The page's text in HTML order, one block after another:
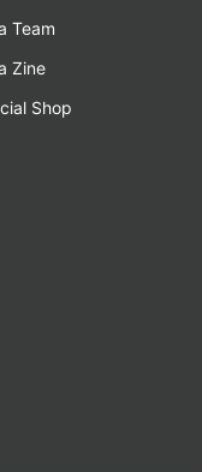
Team
Zine
Shop